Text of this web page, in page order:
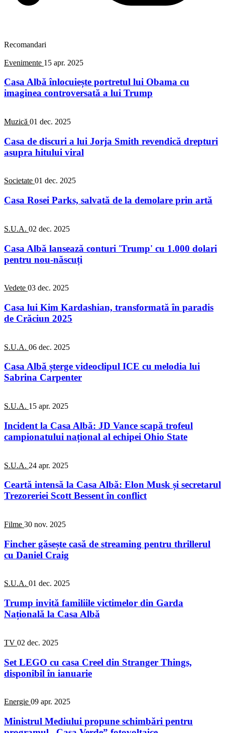
Recomandari
Evenimente 15 apr. 2025
Casa Albă înlocuiește portretul lui Obama cu
imaginea controversată a lui Trump
Muzică 01 dec. 2025
Casa de discuri a lui Jorja Smith revendică drepturi
asupra hitului viral
Societate 01 dec. 2025
Casa Rosei Parks, salvată de la demolare prin artă
S.U.A. 02 dec. 2025
Casa Albă lansează conturi 'Trump' cu 1.000 dolari
pentru nou-născuți
Vedete 03 dec. 2025
Casa lui Kim Kardashian, transformată în paradis
de Crăciun 2025
S.U.A. 06 dec. 2025
Casa Albă șterge videoclipul ICE cu melodia lui
Sabrina Carpenter
S.U.A. 15 apr. 2025
Incident la Casa Albă: JD Vance scapă trofeul
campionatului național al echipei Ohio State
S.U.A. 24 apr. 2025
Ceartă intensă la Casa Albă: Elon Musk și secretarul
Trezoreriei Scott Bessent în conflict
Filme 30 nov. 2025
Fincher găsește casă de streaming pentru thrillerul
cu Daniel Craig
S.U.A. 01 dec. 2025
Trump invită familiile victimelor din Garda
Națională la Casa Albă
TV 02 dec. 2025
Set LEGO cu casa Creel din Stranger Things,
disponibil în ianuarie
Energie 09 apr. 2025
Ministrul Mediului propune schimbări pentru